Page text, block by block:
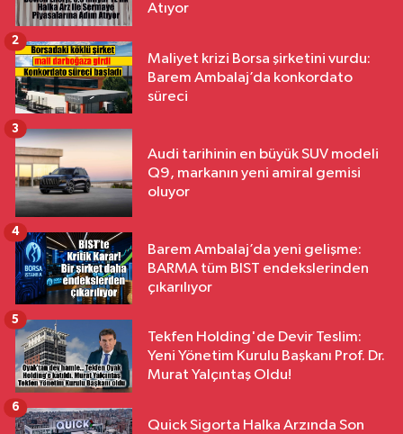
Atıyor
Maliyet krizi Borsa şirketini vurdu:
Barem Ambalaj’da konkordato
süreci
2
Audi tarihinin en büyük SUV modeli
Q9, markanın yeni amiral gemisi
oluyor
3
Barem Ambalaj’da yeni gelişme:
BARMA tüm BIST endekslerinden
çıkarılıyor
4
Tekfen Holding'de Devir Teslim:
Yeni Yönetim Kurulu Başkanı Prof. Dr.
Murat Yalçıntaş Oldu!
5
Quick Sigorta Halka Arzında Son
6